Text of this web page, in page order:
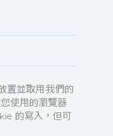
置並取用我們的
使用的瀏覽器
的寫入，但可